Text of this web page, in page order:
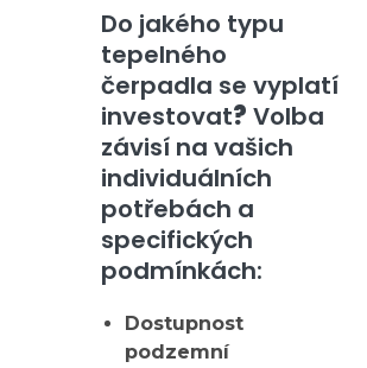
Do jakého typu
tepelného
čerpadla se vyplatí
investovat? Volba
závisí na vašich
individuálních
potřebách a
specifických
podmínkách:
Dostupnost
podzemní